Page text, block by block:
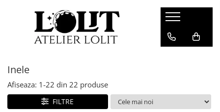
Bratari
Bratari lantisor
Bratari snur
Colectii
Crescent Moon
Minimalist
Secrets of the Heart
Martisoare
Pandantive
Inele
Afiseaza: 1-22 din 22 produse
FILTRE